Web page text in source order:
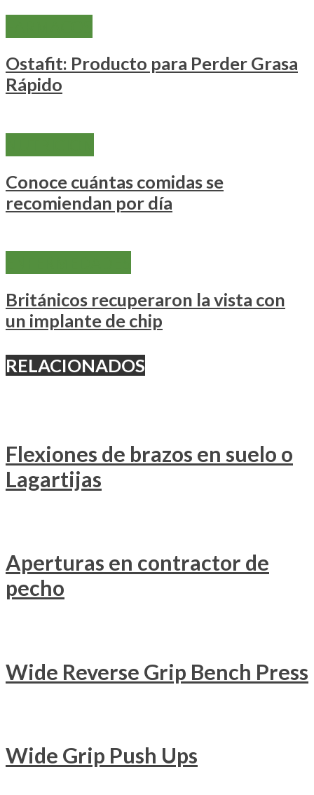
Ostafit: Producto para Perder Grasa
Rápido
Conoce cuántas comidas se
recomiendan por día
Británicos recuperaron la vista con
un implante de chip
RELACIONADOS
Flexiones de brazos en suelo o
Lagartijas
Aperturas en contractor de
pecho
Wide Reverse Grip Bench Press
Wide Grip Push Ups